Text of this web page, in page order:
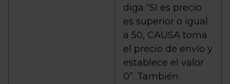
diga “SI es precio
es superior o igual
a 50, CAUSA toma
el precio de envío y
establece el valor
0”. También